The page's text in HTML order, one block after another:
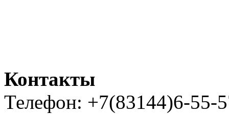
Контакты
Телефон: +7(83144)6-55-